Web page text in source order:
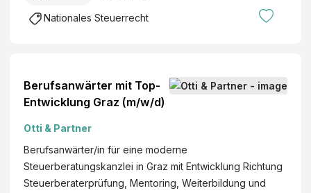
Nationales Steuerrecht
Berufsanwärter mit Top-
Entwicklung Graz (m/w/d)
Otti & Partner
Berufsanwärter/in für eine moderne
Steuerberatungskanzlei in Graz mit Entwicklung Richtung
Steuerberaterprüfung, Mentoring, Weiterbildung und